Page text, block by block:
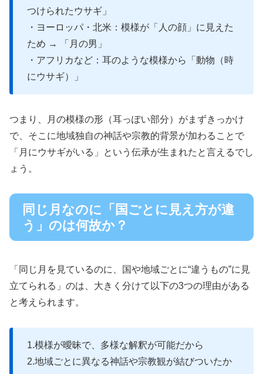
つけられたウサギ」
・ヨーロッパ・北米：模様が「人の顔」に見えた
ため → 「月の男」
・アフリカなど：耳のような模様から「動物（時
にウサギ）」
つまり、月の模様の形（耳っぽい部分）がまずきっかけ
で、そこに地域独自の神話や宗教的背景が加わることで
「月にウサギがいる」という伝承が生まれたと言えるでし
ょう。
同じ月なのに「国ごとに見え方が違
う」のは何故か？
「同じ月を見ているのに、国や地域ごとに“違うもの”に見
立てられる」のは、大きく分けて以下の3つの理由がある
と考えられます。
1.模様が曖昧で、多様な解釈が可能だから
2.地域ごとに異なる神話や宗教観が結びついたか